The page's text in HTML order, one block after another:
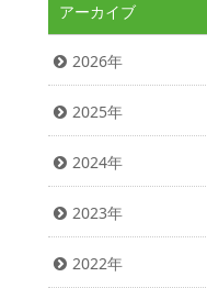
アーカイブ
2026年
2025年
2024年
2023年
2022年